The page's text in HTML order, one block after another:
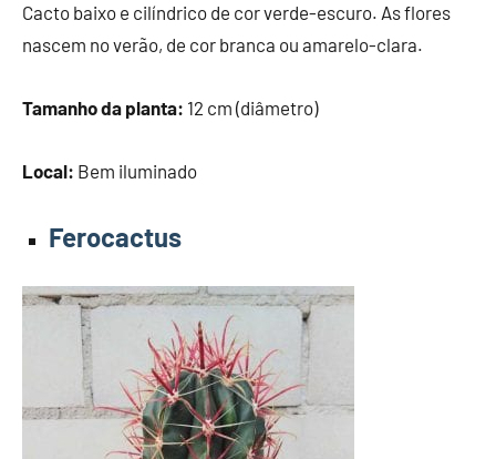
Cacto baixo e cilíndrico de cor verde-escuro. As flores
nascem no verão, de cor branca ou amarelo-clara.
Tamanho da planta: 12 cm (diâmetro)
Local: Bem iluminado
Ferocactus